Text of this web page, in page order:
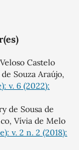
Castelo
Souza Araújo,
v. 6 (2022):
de Sousa de
Vívia de Melo
v. 2 n. 2 (2018):